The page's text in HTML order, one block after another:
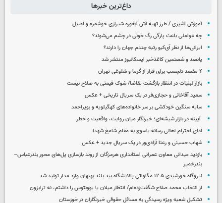
داغ‌ترین خبرها
آموزش آشپزی / طرز تهیه آش آبغوره شیرازی خوشمزه و اصیل
چه عواملی باعث پارگی رگ خونی در چشم می‌شوند؟
ایرانی‌ها از نظر آی‌کیو رتبه چندم جهان را دارند؟
پانصد و شصتمین کاغذخبر ایسکانیوز منتشر شد
۴ مقصد دلچسب برای فرار از گرما و شلوغی تهران
بازار لبنیات در انتظار بازگشت تقاضا/ شوک قیمتی به صلاح نیست
سعید آقاخانی و حجازی‌فر در یک سریال تاریخی + عکس
سایه سنگین خودکشی بر سر خانواده‌های کهگیلویه و بویراحمد
آیینه در بازار شیشه‌ای؛ خبرنگار میان روایت، واقعیت و خطر
ادای احترام اهالی رسانه یاسوج به مقام شامخ شهدا
شهاب حسینی و رعنا آزادی‌ور در یک سریال جدید + عکس
بازدید میدانی معاون عمرانی استانداری هرمزگان از روند بازسازی پل‌های محور بندرعباس–
بندرخمیر
نیروگاه خورشیدی ۱۲.۵ مگاواتی پالایشگاه بید بلند بهبهان وارد مدار تولید شد
از انتخاب محمد صلاح شگفت‌زده‌ام/ انتظار میلان یا یوونتوس را داشتم، نه ترابزون
تشکیل شعبه ویژه رسیدگی به مسائل حقوقی خبرنگاران در خوزستان